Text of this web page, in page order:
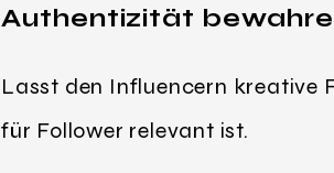
Authentizität
Lasst den Influencern kreative
für Follower relevant ist.